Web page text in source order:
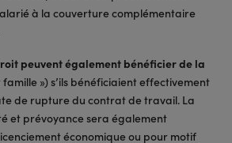
à la couverture complémentaire
peuvent également bénéficier de la
») s’ils bénéficiaient effectivement
de rupture du contrat de travail. La
et prévoyance sera également
économique ou pour motif